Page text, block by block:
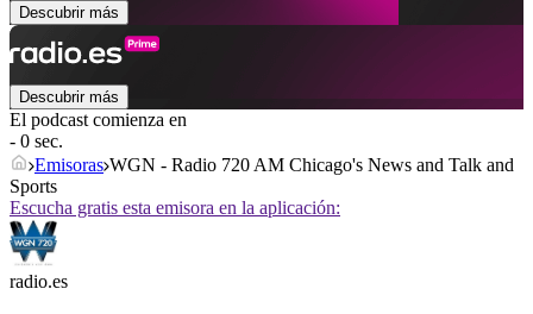
Descubrir más
Descubrir más
El podcast comienza en
- 0 sec.
Emisoras WGN - Radio 720 AM Chicago's News and Talk and
Sports
Escucha gratis esta emisora en la aplicación:
radio.es